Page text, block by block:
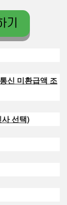
신 미환급액 조
선택)